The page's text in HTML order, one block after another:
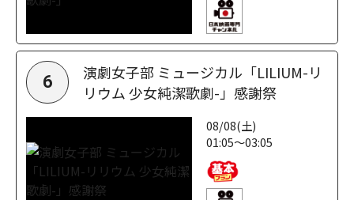
6
演劇女子部 ミュージカル「LILIUM-リ
リウム 少女純潔歌劇-」感謝祭
08/08(土)
01:05～03:05